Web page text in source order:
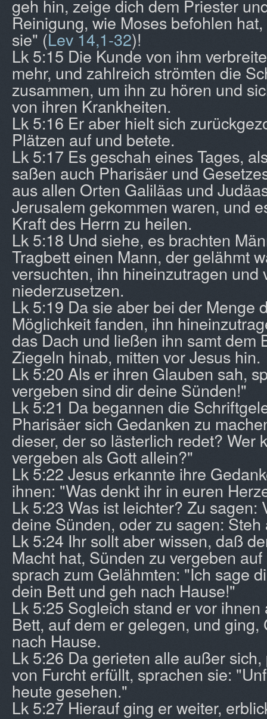
geh hin, zeige dich dem Priester
Reinigung, wie Moses befohlen
sie" (Lev 14,1-32)!
Lk 5:15 Die Kunde von ihm
mehr, und zahlreich strömten die
zusammen, um ihn zu hören und
von ihren Krankheiten.
Lk 5:16 Er aber hielt sich
Plätzen auf und betete.
Lk 5:17 Es geschah eines Tages,
saßen auch Pharisäer und
aus allen Orten Galiläas und
Jerusalem gekommen waren, und
Kraft des Herrn zu heilen.
Lk 5:18 Und siehe, es brachten
Tragbett einen Mann, der gelähmt
versuchten, ihn hineinzutragen und
niederzusetzen.
Lk 5:19 Da sie aber bei der Menge
Möglichkeit fanden, ihn
das Dach und ließen ihn samt dem
Ziegeln hinab, mitten vor Jesus hin.
Lk 5:20 Als er ihren Glauben sah,
vergeben sind dir deine Sünden!"
Lk 5:21 Da begannen die
Pharisäer sich Gedanken zu
dieser, der so lästerlich redet? Wer
vergeben als Gott allein?"
Lk 5:22 Jesus erkannte ihre
ihnen: "Was denkt ihr in euren
Lk 5:23 Was ist leichter? Zu sagen:
deine Sünden, oder zu sagen:
Lk 5:24 Ihr sollt aber wissen, daß
Macht hat, Sünden zu vergeben
sprach zum Gelähmten: "Ich sage
dein Bett und geh nach Hause!"
Lk 5:25 Sogleich stand er vor
Bett, auf dem er gelegen, und ging,
nach Hause.
Lk 5:26 Da gerieten alle außer
von Furcht erfüllt, sprachen sie:
heute gesehen."
Lk 5:27 Hierauf ging er weiter,